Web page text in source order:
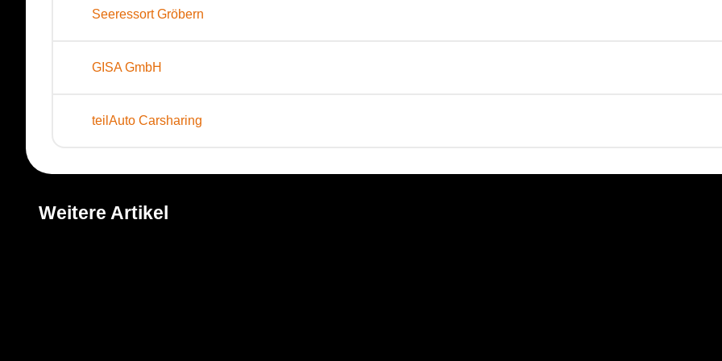
Seeressort Gröbern
GISA GmbH
teilAuto Carsharing
Weitere Artikel